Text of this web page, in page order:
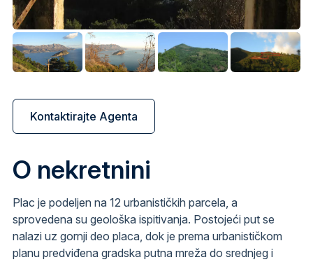
Kontaktirajte Agenta
O nekretnini
Plac je podeljen na 12 urbanističkih parcela, a
sprovedena su geološka ispitivanja. Postojeći put se
nalazi uz gornji deo placa, dok je prema urbanističkom
planu predviđena gradska putna mreža do srednjeg i